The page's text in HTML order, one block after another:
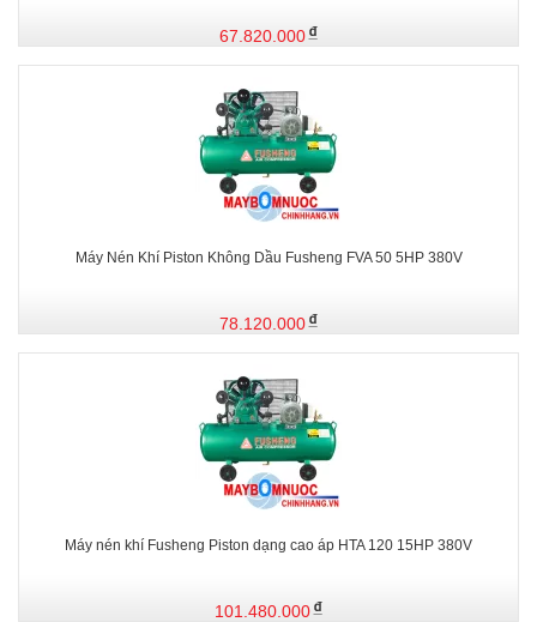
67.820.000
Máy Nén Khí Piston Không Dầu Fusheng FVA 50 5HP 380V
78.120.000
Máy nén khí Fusheng Piston dạng cao áp HTA 120 15HP 380V
101.480.000